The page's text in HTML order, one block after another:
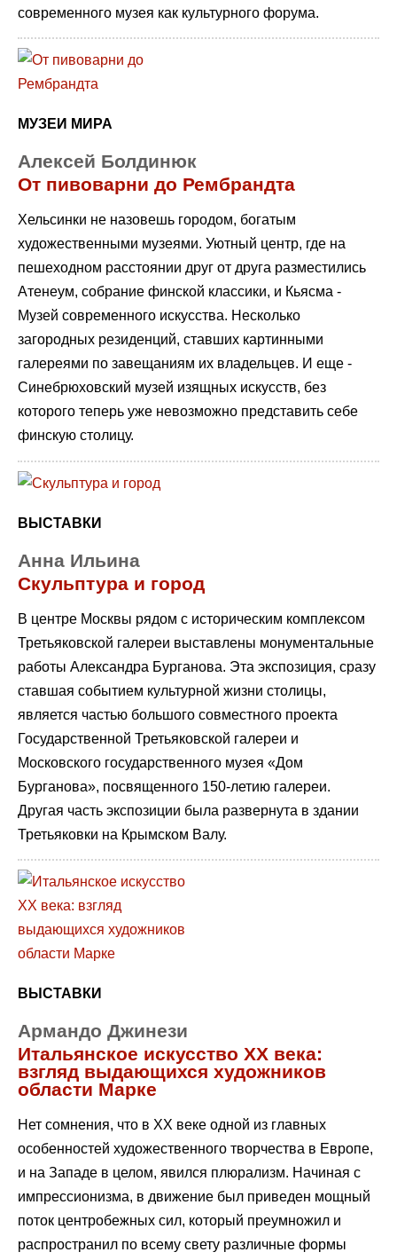
современного музея как культурного форума.
МУЗЕИ МИРА
Алексей Болдинюк
От пивоварни до Рембрандта
Хельсинки не назовешь городом, богатым
художественными музеями. Уютный центр, где на
пешеходном расстоянии друг от друга разместились
Атенеум, собрание финской классики, и Кьясма -
Музей современного искусства. Несколько
загородных резиденций, ставших картинными
галереями по завещаниям их владельцев. И еще -
Синебрюховский музей изящных искусств, без
которого теперь уже невозможно представить себе
финскую столицу.
ВЫСТАВКИ
Анна Ильина
Скульптура и город
В центре Москвы рядом с историческим комплексом
Третьяковской галереи выставлены монументальные
работы Александра Бурганова. Эта экспозиция, сразу
ставшая событием культурной жизни столицы,
является частью большого совместного проекта
Государственной Третьяковской галереи и
Московского государственного музея «Дом
Бурганова», посвященного 150-летию галереи.
Другая часть экспозиции была развернута в здании
Третьяковки на Крымском Валу.
ВЫСТАВКИ
Армандо Джинези
Итальянское искусство ХХ века:
взгляд выдающихся художников
области Марке
Нет сомнения, что в XX веке одной из главных
особенностей художественного творчества в Европе,
и на Западе в целом, явился плюрализм. Начиная с
импрессионизма, в движение был приведен мощный
поток центробежных сил, который преумножил и
распространил по всему свету различные формы